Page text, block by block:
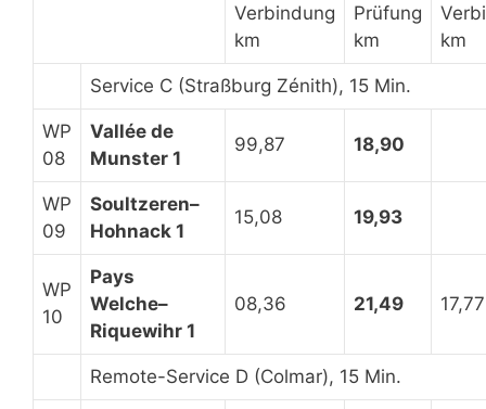
Verbindung
km
Prüfung
km
km
Service C (Straßburg Zénith), 15 Min.
WP
08
Vallée de
Munster 1
99,87 18,90
WP
09
Soultzeren–
Hohnack 1
15,08 19,93
WP
10
Pays
Welche–
Riquewihr 1
08,36 21,49 17,77
Remote-Service D (Colmar), 15 Min.